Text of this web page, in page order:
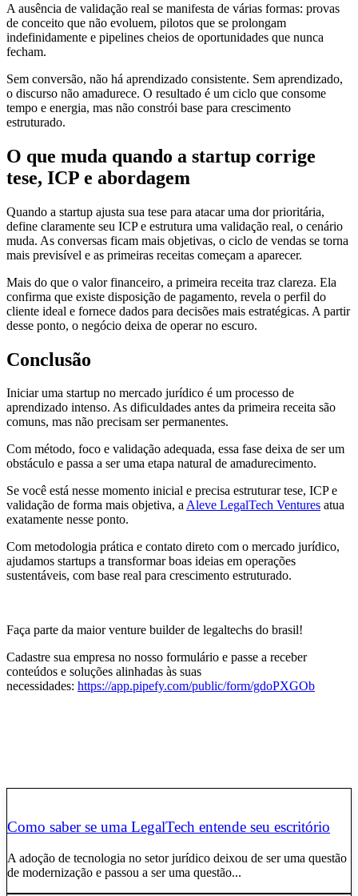
A ausência de validação real se manifesta de várias formas: provas
de conceito que não evoluem, pilotos que se prolongam
indefinidamente e pipelines cheios de oportunidades que nunca
fecham.
Sem conversão, não há aprendizado consistente. Sem aprendizado,
o discurso não amadurece. O resultado é um ciclo que consome
tempo e energia, mas não constrói base para crescimento
estruturado.
O que muda quando a startup corrige
tese, ICP e abordagem
Quando a startup ajusta sua tese para atacar uma dor prioritária,
define claramente seu ICP e estrutura uma validação real, o cenário
muda. As conversas ficam mais objetivas, o ciclo de vendas se torna
mais previsível e as primeiras receitas começam a aparecer.
Mais do que o valor financeiro, a primeira receita traz clareza. Ela
confirma que existe disposição de pagamento, revela o perfil do
cliente ideal e fornece dados para decisões mais estratégicas. A partir
desse ponto, o negócio deixa de operar no escuro.
Conclusão
Iniciar uma startup no mercado jurídico é um processo de
aprendizado intenso. As dificuldades antes da primeira receita são
comuns, mas não precisam ser permanentes.
Com método, foco e validação adequada, essa fase deixa de ser um
obstáculo e passa a ser uma etapa natural de amadurecimento.
Se você está nesse momento inicial e precisa estruturar tese, ICP e
validação de forma mais objetiva, aAleve LegalTech Ventures atua
exatamente nesse ponto.
Com metodologia prática e contato direto com o mercado jurídico,
ajudamos startups a transformar boas ideias em operações
sustentáveis, com base real para crescimento estruturado.
Faça parte da maior venture builder de legaltechs do brasil!
Cadastre sua empresa no nosso formulário e passe a receber
conteúdos e soluções alinhadas às suas
necessidades: https://app.pipefy.com/public/form/gdoPXGOb
Como saber se uma LegalTech entende seu escritório
A adoção de tecnologia no setor jurídico deixou de ser uma questão
de modernização e passou a ser uma questão...